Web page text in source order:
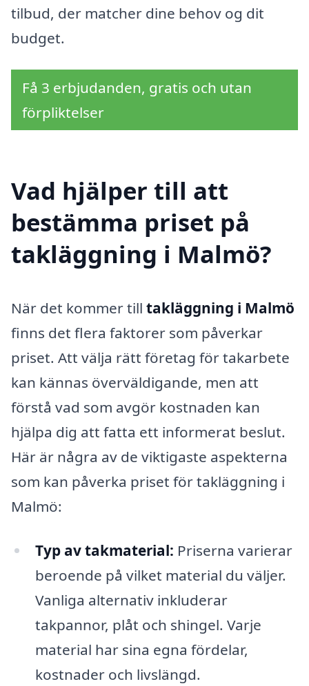
tilbud, der matcher dine behov og dit
budget.
Få 3 erbjudanden, gratis och utan
förpliktelser
Vad hjälper till att
bestämma priset på
takläggning i Malmö?
När det kommer till takläggning i Malmö
finns det flera faktorer som påverkar
priset. Att välja rätt företag för takarbete
kan kännas överväldigande, men att
förstå vad som avgör kostnaden kan
hjälpa dig att fatta ett informerat beslut.
Här är några av de viktigaste aspekterna
som kan påverka priset för takläggning i
Malmö:
Typ av takmaterial: Priserna varierar
beroende på vilket material du väljer.
Vanliga alternativ inkluderar
takpannor, plåt och shingel. Varje
material har sina egna fördelar,
kostnader och livslängd.